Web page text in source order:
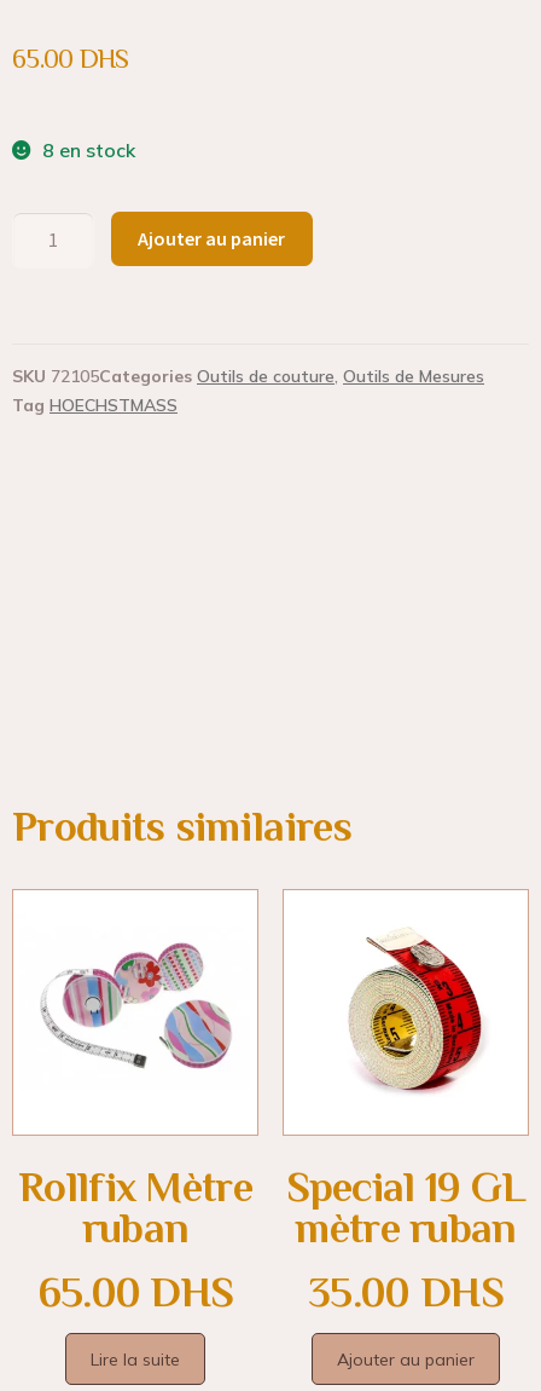
65.00 DHS
8 en stock
Ajouter au panier
SKU 72105Categories Outils de couture, Outils de Mesures
Tag HOECHSTMASS
Produits similaires
Rollfix Mètre
ruban
65.00 DHS
Lire la suite
Special 19 GL
mètre ruban
35.00 DHS
Ajouter au panier